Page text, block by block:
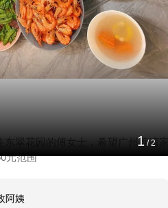
1 /2
东翠花园的傅女士，希望广州荔湾
元范围
阿姨